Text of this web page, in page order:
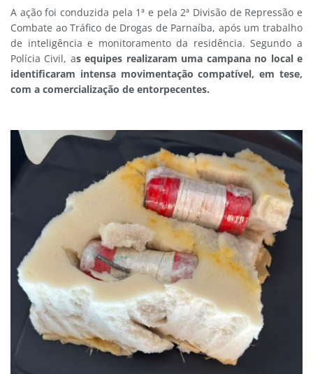
A ação foi conduzida pela 1ª e pela 2ª Divisão de Repressão e
Combate ao Tráfico de Drogas de Parnaíba, após um trabalho
de inteligência e monitoramento da residência. Segundo a
Polícia Civil, as equipes realizaram uma campana no local e
identificaram intensa movimentação compatível, em tese,
com a comercialização de entorpecentes.